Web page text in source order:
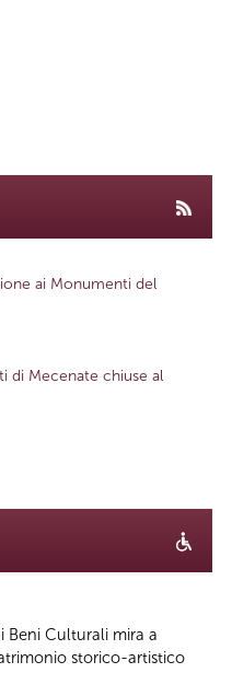
ai Monumenti del
di Mecenate chiuse al
Beni Culturali mira a
storico-artistico